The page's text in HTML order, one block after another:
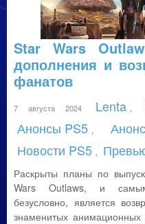
Star Wars
дополнения и
фанатов
7 августа 2024 Lenta
Анонсы PS5
Новости PS5
Раскрыты планы по
Wars Outlaws, и
безусловно, является
знаменитых